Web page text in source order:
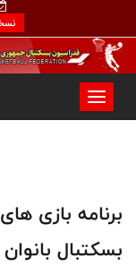
برنامه بازی
بسکتبال